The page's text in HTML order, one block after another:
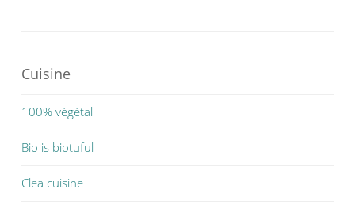
Cuisine
100% végétal
Bio is biotuful
Clea cuisine